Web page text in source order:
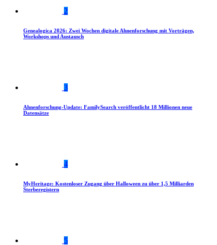
2
Genealogica 2026: Zwei Wochen digitale Ahnenforschung mit Vorträgen,
Workshops und Austausch
3
Ahnenforschung-Update: FamilySearch veröffentlicht 18 Millionen neue
Datensätze
4
MyHeritage: Kostenloser Zugang über Halloween zu über 1,5 Milliarden
Sterberegistern
5